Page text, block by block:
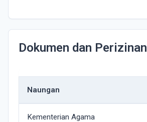
Dokumen dan Perizinan
Naungan
Kementerian Agama